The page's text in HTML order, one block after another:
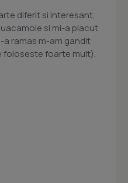
diferit si interesant,
si mi-a placut
ramas m-am gandit
foloseste foarte mult).